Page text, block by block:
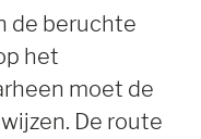
de beruchte
het
moet de
De route